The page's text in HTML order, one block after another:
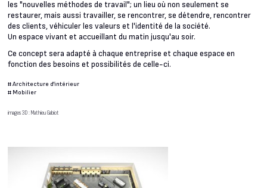
les "nouvelles méthodes de travail"; un lieu où non seulement se
restaurer, mais aussi travailler, se rencontrer, se détendre, rencontrer
des clients, véhiculer les valeurs et l'identité de la société.
Un espace vivant et accueillant du matin jusqu'au soir.
Ce concept sera adapté à chaque entreprise et chaque espace en
fonction des besoins et possibilités de celle-ci.
#Architecture d'intérieur
# Mobilier
images 3D : Mathieu Gabiot